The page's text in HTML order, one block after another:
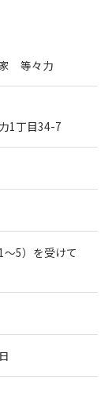
家 等々力
1丁目34-7
5）を受けて